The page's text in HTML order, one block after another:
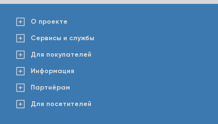
О проекте
Сервисы и службы
Для покупателей
Информация
Партнёрам
Для посетителей